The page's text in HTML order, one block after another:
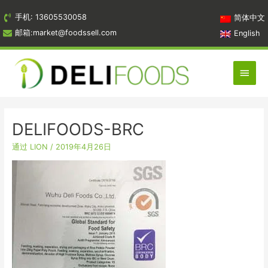
到
内
容
手机: 13605530058
邮箱:market@foodssell.com
简体中文
English
主
菜
DELIFOODS-BRC
通过 LION / 2019年4月26日